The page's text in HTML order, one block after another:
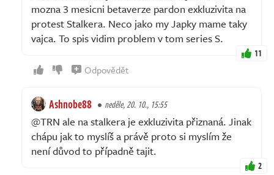
mozna 3 mesicni betaverze pardon exkluzivita na
protest Stalkera. Neco jako my Japky mame taky
vajca. To spis vidim problem v tom series S.
11
Odpovědět
Ashnobe88 neděle, 20. 10., 15:55
@TRN ale na stalkera je exkluzivita přiznaná. Jinak
chápu jak to myslíš a právě proto si myslím že
není důvod to případně tajit.
2